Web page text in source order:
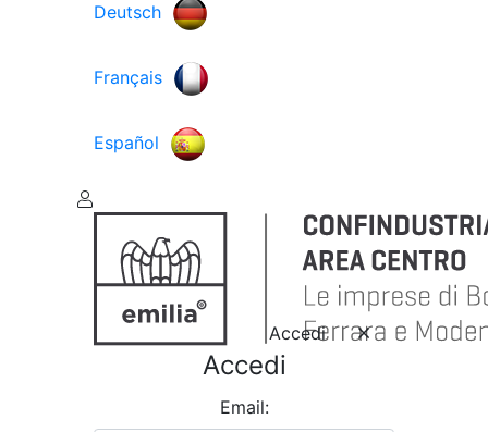
Deutsch
Français
Español
Accedi
Accedi
Email: